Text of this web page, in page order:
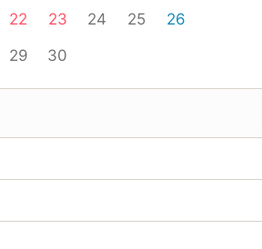
22 23 24 25
26
29 30